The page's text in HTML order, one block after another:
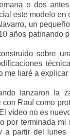
o dos
este modelo en
un
años patinando
sobre
me liaré a
lanzaron la
Raul como
vídeo no es
por terminada mi
a partir del lunes